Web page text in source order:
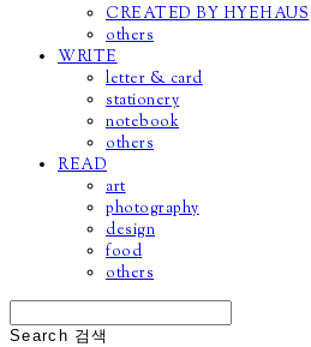
CREATED BY HYEHAUS
others
WRITE
letter & card
stationery
notebook
others
READ
art
photography
design
food
others
Search 검색